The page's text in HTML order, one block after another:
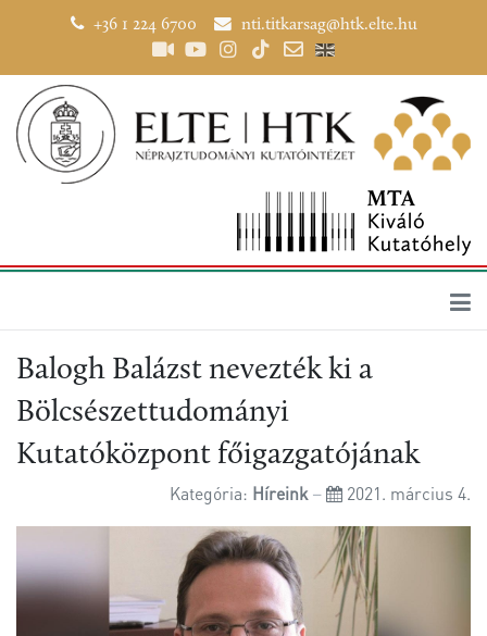
+36 1 224 6700 nti.titkarsag@htk.elte.hu
Balogh Balázst nevezték ki a
Bölcsészettudományi
Kutatóközpont főigazgatójának
Kategória: Híreink 2021. március 4.